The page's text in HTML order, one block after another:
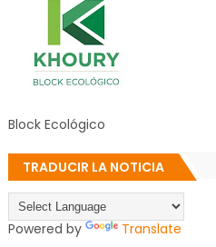
Block Ecológico
TRADUCIR LA NOTICIA
Powered by Translate